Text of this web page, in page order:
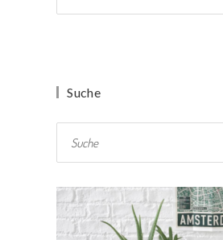
Suche